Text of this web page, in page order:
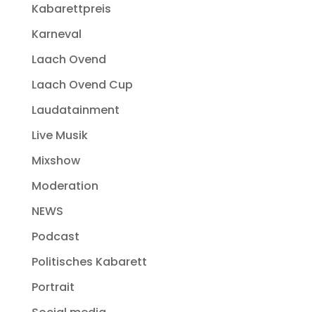
Kabarettpreis
Karneval
Laach Ovend
Laach Ovend Cup
Laudatainment
Live Musik
Mixshow
Moderation
NEWS
Podcast
Politisches Kabarett
Portrait